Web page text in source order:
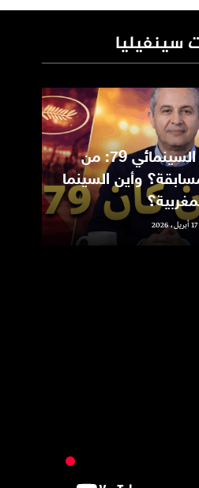
سينفيليا
مهرجان كان السينمائي 79: من
وأين السينما
17 أبريل، 2026